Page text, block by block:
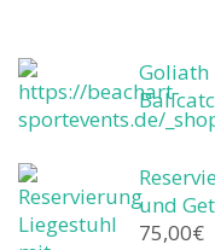
Goliath
und
75,00€